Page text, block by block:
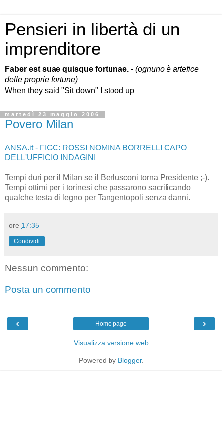
Pensieri in libertà di un
imprenditore
Faber est suae quisque fortunae. - (ognuno è artefice
delle proprie fortune)
When they said "Sit down" I stood up
martedì 23 maggio 2006
Povero Milan
ANSA.it - FIGC: ROSSI NOMINA BORRELLI CAPO
DELL'UFFICIO INDAGINI
Tempi duri per il Milan se il Berlusconi torna Presidente ;-).
Tempi ottimi per i torinesi che passarono sacrificando
qualche testa di legno per Tangentopoli senza danni.
ore 17:35
Condividi
Nessun commento:
Posta un commento
‹ ›
Home page
Visualizza versione web
Powered by Blogger.